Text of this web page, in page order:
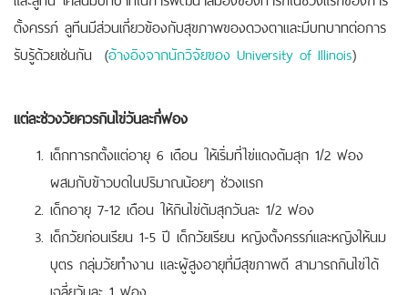
ตั้งครรภ์ ลูทีนมีส่วนเกี่ยวข้องกับสุขภาพของดวงตาและมีบทบาทต่อการ
รับรู้ด้วยเช่นกัน (อ้างอิงจากนักวิจัยของ University of Illinois)
แต่ละช่วงวัยควรกินไข่วันละกี่ฟอง
เด็กทารกตั้งแต่อายุ 6 เดือน ให้เริ่มที่ไข่แดงต้มสุก 1/2 ฟอง
ผสมกับข้าวบดในปริมาณน้อยๆ ช่วงแรก
เด็กอายุ 7-12 เดือน ให้กินไข่ต้มสุกวันละ 1/2 ฟอง
เด็กวัยก่อนเรียน 1-5 ปี เด็กวัยเรียน หญิงตั้งครรภ์และหญิงให้นม
บุตร กลุ่มวัยทำงาน และผู้สูงอายุที่มีสุขภาพดี สามารถกินไข่ได้
เฉลี่ยวันละ 1 ฟอง